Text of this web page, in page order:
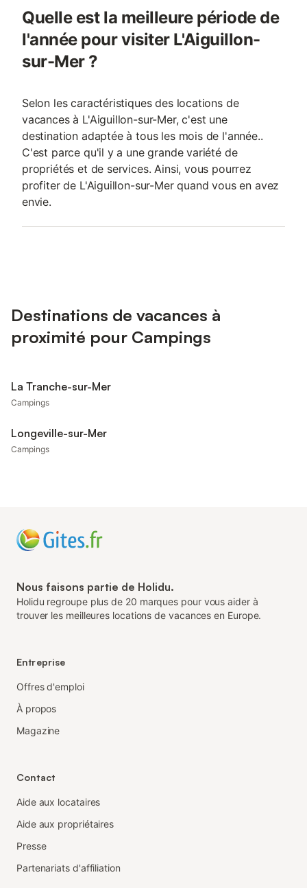
Quelle est la meilleure période de
l'année pour visiter L'Aiguillon-
sur-Mer ?
Selon les caractéristiques des locations de
vacances à L'Aiguillon-sur-Mer, c'est une
destination adaptée à tous les mois de l'année..
C'est parce qu'il y a une grande variété de
propriétés et de services. Ainsi, vous pourrez
profiter de L'Aiguillon-sur-Mer quand vous en avez
envie.
Destinations de vacances à
proximité pour Campings
La Tranche-sur-Mer
Campings
Longeville-sur-Mer
Campings
Nous faisons partie de Holidu.
Holidu regroupe plus de 20 marques pour vous aider à
trouver les meilleures locations de vacances en Europe.
Entreprise
Offres d'emploi
À propos
Magazine
Contact
Aide aux locataires
Aide aux propriétaires
Presse
Partenariats d'affiliation